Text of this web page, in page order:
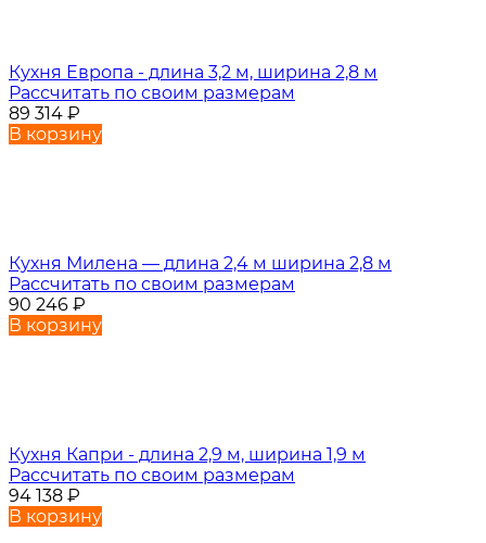
Кухня Европа - длина 3,2 м, ширина 2,8 м
Рассчитать по своим размерам
89 314 ₽
В корзину
Кухня Милена — длина 2,4 м ширина 2,8 м
Рассчитать по своим размерам
90 246 ₽
В корзину
Кухня Капри - длина 2,9 м, ширина 1,9 м
Рассчитать по своим размерам
94 138 ₽
В корзину